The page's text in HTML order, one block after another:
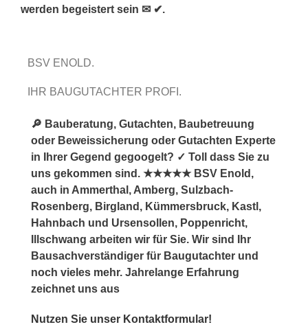
werden begeistert sein ✉ ✔.
BSV ENOLD.
IHR BAUGUTACHTER PROFI.
🔎 Bauberatung, Gutachten, Baubetreuung
oder Beweissicherung oder Gutachten Experte
in Ihrer Gegend gegoogelt? ✓ Toll dass Sie zu
uns gekommen sind. ★★★★★ BSV Enold,
auch in Ammerthal, Amberg, Sulzbach-
Rosenberg, Birgland, Kümmersbruck, Kastl,
Hahnbach und Ursensollen, Poppenricht,
Illschwang arbeiten wir für Sie. Wir sind Ihr
Bausachverständiger für Baugutachter und
noch vieles mehr. Jahrelange Erfahrung
zeichnet uns aus
Nutzen Sie unser Kontaktformular!